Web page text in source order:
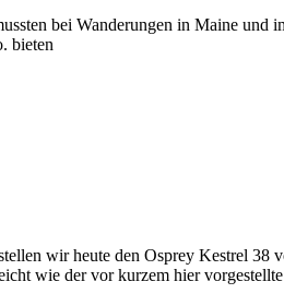
bei Wanderungen in Maine und
bieten
wir heute den Osprey Kestrel
wie der vor kurzem hier